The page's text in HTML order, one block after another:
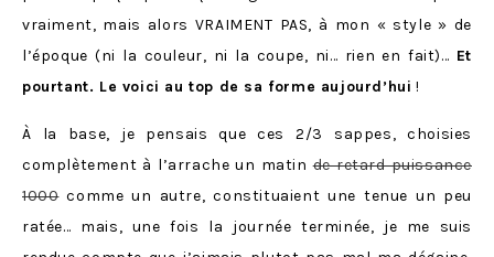
vraiment, mais alors VRAIMENT PAS, à mon « style » de
l’époque (ni la couleur, ni la coupe, ni… rien en fait)… Et
pourtant. Le voici au top de sa forme aujourd’hui !
À la base, je pensais que ces 2/3 sappes, choisies
complètement à l’arrache un matinde retard puissance
1000comme un autre, constituaient une tenue un peu
ratée… mais, une fois la journée terminée, je me suis